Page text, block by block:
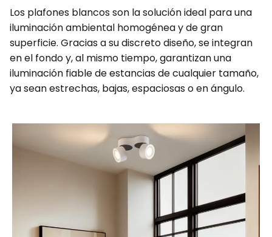
Los plafones blancos son la solución ideal para una
iluminación ambiental homogénea y de gran
superficie. Gracias a su discreto diseño, se integran
en el fondo y, al mismo tiempo, garantizan una
iluminación fiable de estancias de cualquier tamaño,
ya sean estrechas, bajas, espaciosas o en ángulo.